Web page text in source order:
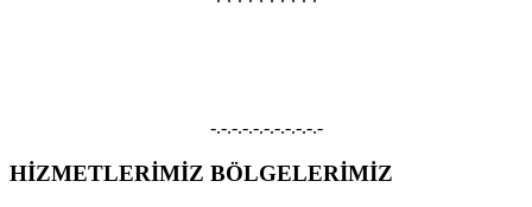
-.-.-.-.-.-.-.-.-.-.-
HİZMETLERİMİZ BÖLGELERİMİZ